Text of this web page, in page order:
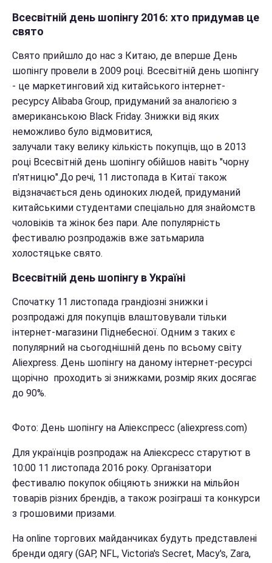
Всесвітній день шопінгу 2016: хто придумав це
свято
Свято прийшло до нас з Китаю, де вперше День
шопінгу провели в 2009 році. Всесвітній день шопінгу
- це маркетинговий хід китайського інтернет-
ресурсу Alibaba Group, придуманий за аналогією з
американською Black Friday. Знижки від яких
неможливо було відмовитися,
залучали таку велику кількість покупців, що в 2013
році Всесвітній день шопінгу обійшов навіть "чорну
п'ятницю".До речі, 11 листопада в Китаї також
відзначається день одиноких людей, придуманий
китайськими студентами спеціально для знайомств
чоловіків та жінок без пари. Але популярність
фестивалю розпродажів вже затьмарила
холостяцьке свято.
Всесвітній день шопінгу в Україні
Спочатку 11 листопада грандіозні знижки і
розпродажі для покупців влаштовували тільки
інтернет-магазини Піднебесної. Одним з таких є
популярний на сьогоднішній день по всьому світу
Aliexpress. День шопінгу на даному інтернет-ресурсі
щорічно проходить зі знижками, розмір яких досягає
до 90%.
Фото: День шопінгу на Аліекспресс (aliexpress.com)
Для українців розпродаж на Аліексресс старутют в
10:00 11 листопада 2016 року. Організатори
фестивалю покупок обіцяють знижки на мільйон
товарів різних брендів, а також розіграші та конкурси
з грошовими призами.
На online торгових майданчиках будуть представлені
бренди одягу (GAP, NFL, Victoria's Secret, Macy's, Zara,